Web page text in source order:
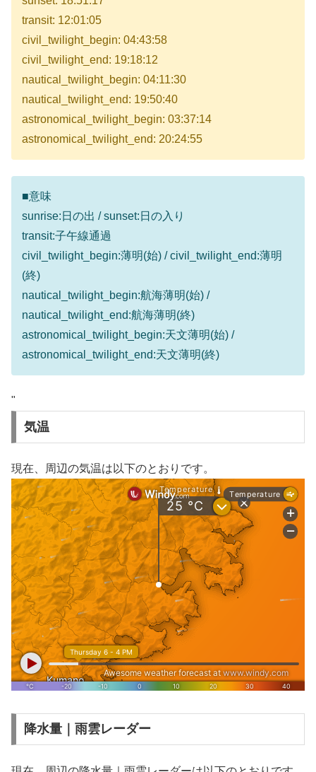
transit: 12:01:05
civil_twilight_begin: 04:43:58
civil_twilight_end: 19:18:12
nautical_twilight_begin: 04:11:30
nautical_twilight_end: 19:50:40
astronomical_twilight_begin: 03:37:14
astronomical_twilight_end: 20:24:55
■意味
sunrise:日の出 / sunset:日の入り
transit:子午線通過
civil_twilight_begin:薄明(始) / civil_twilight_end:薄明
(終)
nautical_twilight_begin:航海薄明(始) /
nautical_twilight_end:航海薄明(終)
astronomical_twilight_begin:天文薄明(始) /
astronomical_twilight_end:天文薄明(終)
"
気温
現在、周辺の気温は以下のとおりです。
降水量｜雨雲レーダー